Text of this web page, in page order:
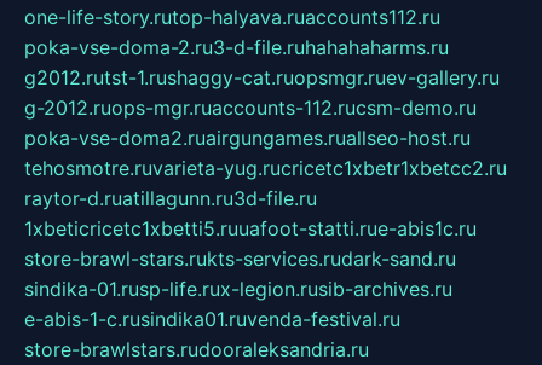
one-life-story.rutop-halyava.ruaccounts112.ru
poka-vse-doma-2.ru3-d-file.ruhahahaharms.ru
g2012.rutst-1.rushaggy-cat.ruopsmgr.ruev-gallery.ru
g-2012.ruops-mgr.ruaccounts-112.rucsm-demo.ru
poka-vse-doma2.ruairgungames.ruallseo-host.ru
tehosmotre.ruvarieta-yug.rucricetc1xbetr1xbetcc2.ru
raytor-d.ruatillagunn.ru3d-file.ru
1xbeticricetc1xbetti5.ruuafoot-statti.rue-abis1c.ru
store-brawl-stars.rukts-services.rudark-sand.ru
sindika-01.rusp-life.rux-legion.rusib-archives.ru
e-abis-1-c.rusindika01.ruvenda-festival.ru
store-brawlstars.rudooraleksandria.ru